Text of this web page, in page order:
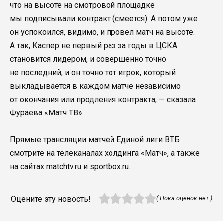
что на высоте на смотровой площадке
мы подписывали контракт (смеется). А потом уже
он успокоился, видимо, и провел матч на высоте.
А так, Каспер не первый раз за годы в ЦСКА
становится лидером, и совершенно точно
не последний, и он точно тот игрок, который
выкладывается в каждом матче независимо
от окончания или продления контракта, — сказала
Фураева «Матч ТВ».
Прямые трансляции матчей Единой лиги ВТБ
смотрите на телеканалах холдинга «Матч», а также
на сайтах matchtv.ru и sportbox.ru.
Оцените эту новость! ( Пока оценок нет )